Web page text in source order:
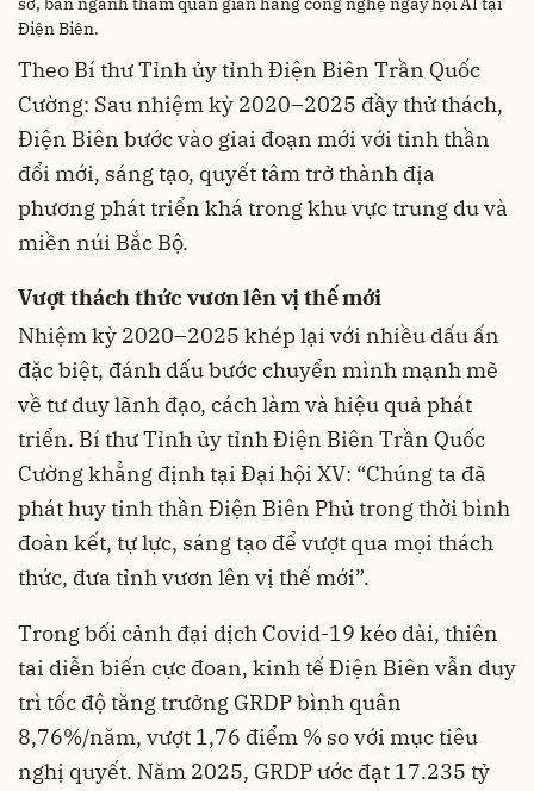
Điện Biên.
Theo Bí thư Tỉnh ủy tỉnh Điện Biên Trần Quốc
Cường: Sau nhiệm kỳ 2020–2025 đầy thử thách,
Điện Biên bước vào giai đoạn mới với tinh thần
đổi mới, sáng tạo, quyết tâm trở thành địa
phương phát triển khá trong khu vực trung du và
miền núi Bắc Bộ.
Vượt thách thức vươn lên vị thế mới
Nhiệm kỳ 2020–2025 khép lại với nhiều dấu ấn
đặc biệt, đánh dấu bước chuyển mình mạnh mẽ
về tư duy lãnh đạo, cách làm và hiệu quả phát
triển. Bí thư Tỉnh ủy tỉnh Điện Biên Trần Quốc
Cường khẳng định tại Đại hội XV: “Chúng ta đã
phát huy tinh thần Điện Biên Phủ trong thời bình
đoàn kết, tự lực, sáng tạo để vượt qua mọi thách
thức, đưa tỉnh vươn lên vị thế mới”.
Trong bối cảnh đại dịch Covid-19 kéo dài, thiên
tai diễn biến cực đoan, kinh tế Điện Biên vẫn duy
trì tốc độ tăng trưởng GRDP bình quân
8,76%/năm, vượt 1,76 điểm % so với mục tiêu
nghị quyết. Năm 2025, GRDP ước đạt 17.235 tỷ